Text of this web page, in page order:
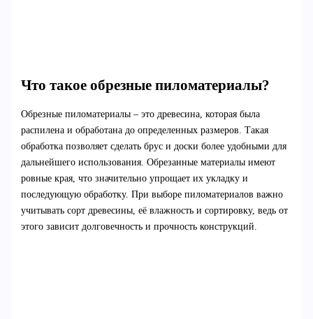
Что такое обрезные пиломатериалы?
Обрезные пиломатериалы – это древесина, которая была
распилена и обработана до определенных размеров. Такая
обработка позволяет сделать брус и доски более удобными для
дальнейшего использования. Обрезанные материалы имеют
ровные края, что значительно упрощает их укладку и
последующую обработку. При выборе пиломатериалов важно
учитывать сорт древесины, её влажность и сортировку, ведь от
этого зависит долговечность и прочность конструкций.